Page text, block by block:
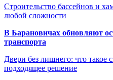
Строительство бассейнов и
любой сложности
В Барановичах обновляют
транспорта
Двери без лишнего: что
подходящее решение